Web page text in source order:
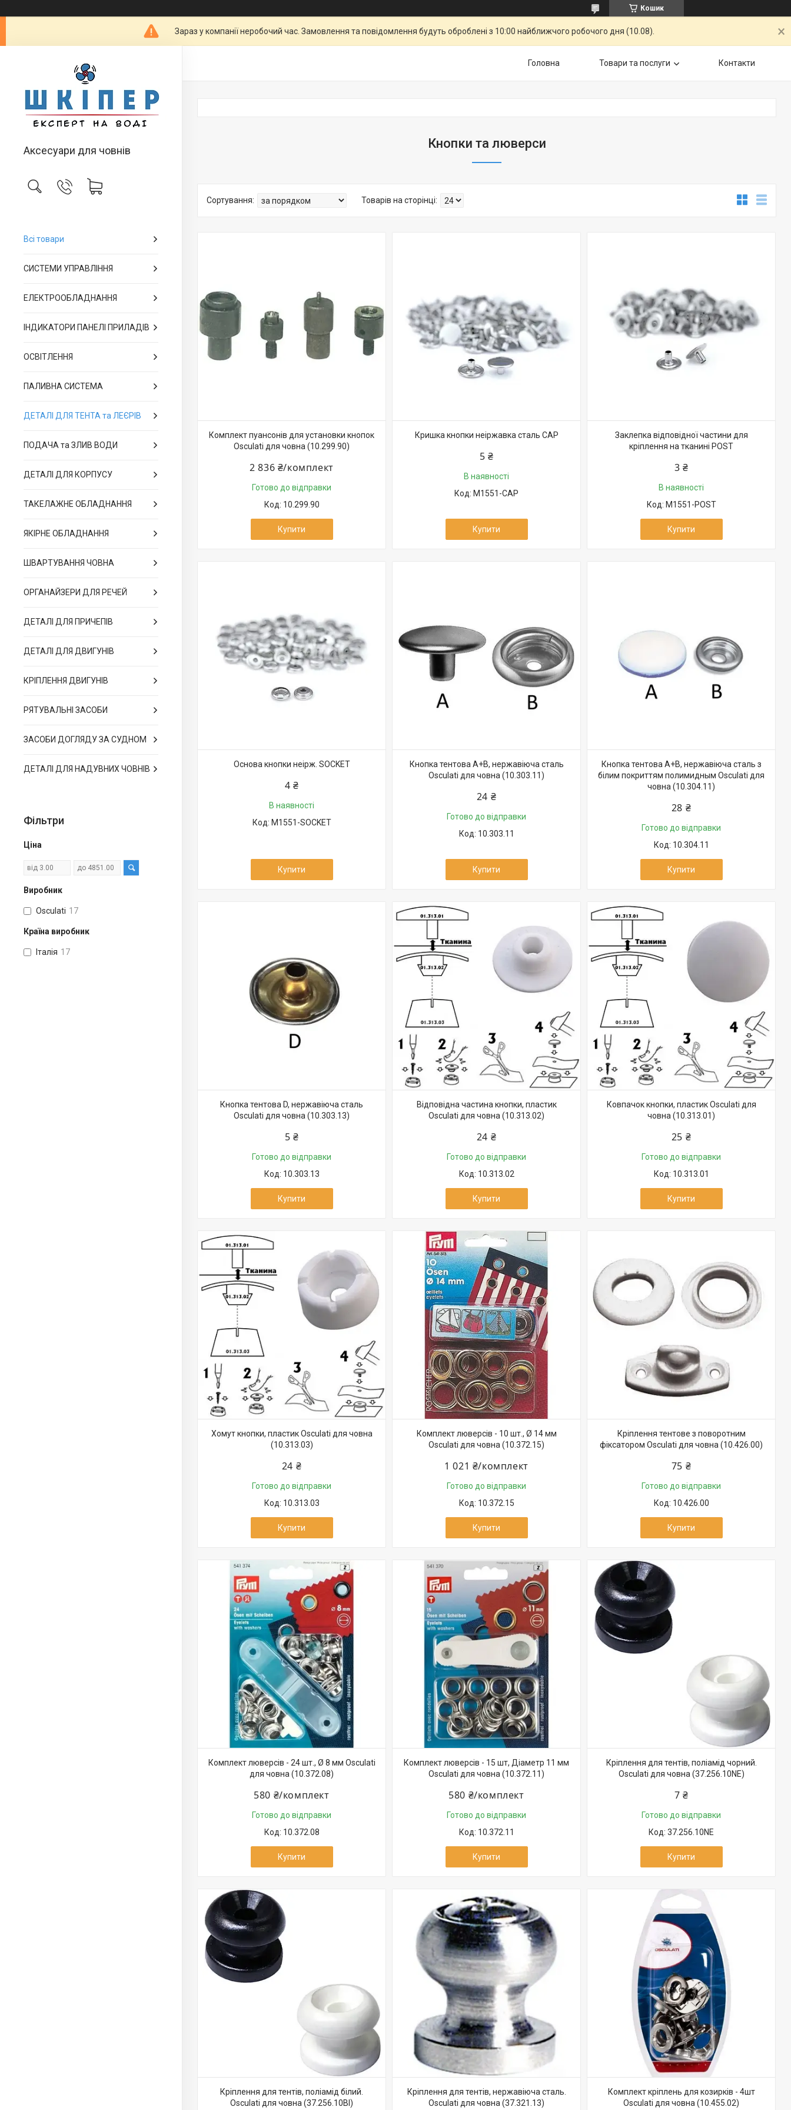
Кошик
Зараз у компанії неробочий час. Замовлення та повідомлення будуть оброблені з 10:00 найближчого робочого дня (10.08).
Аксесуари для човнів
Всі товари
СИСТЕМИ УПРАВЛІННЯ
ЕЛЕКТРООБЛАДНАННЯ
ІНДИКАТОРИ ПАНЕЛІ ПРИЛАДІВ
ОСВІТЛЕННЯ
ПАЛИВНА СИСТЕМА
ДЕТАЛІ ДЛЯ ТЕНТА та ЛЕЄРІВ
ПОДАЧА та ЗЛИВ ВОДИ
ДЕТАЛІ ДЛЯ КОРПУСУ
ТАКЕЛАЖНЕ ОБЛАДНАННЯ
ЯКІРНЕ ОБЛАДНАННЯ
ШВАРТУВАННЯ ЧОВНА
ОРГАНАЙЗЕРИ ДЛЯ РЕЧЕЙ
ДЕТАЛІ ДЛЯ ПРИЧЕПІВ
ДЕТАЛІ ДЛЯ ДВИГУНІВ
КРІПЛЕННЯ ДВИГУНІВ
РЯТУВАЛЬНІ ЗАСОБИ
ЗАСОБИ ДОГЛЯДУ ЗА СУДНОМ
ДЕТАЛІ ДЛЯ НАДУВНИХ ЧОВНІВ
Фільтри
Ціна
Виробник
Osculati 17
Країна виробник
Італія 17
Головна Товари та послуги Контакти
Кнопки та люверси
Комплект пуансонів для установки кнопок
Osculati для човна (10.299.90)
2 836 ₴/комплект
Готово до відправки
10.299.90
Купити
Кришка кнопки неіржавка сталь CAP
5 ₴
В наявності
M1551-CAP
Купити
Заклепка відповідної частини для
кріплення на тканині POST
3 ₴
В наявності
M1551-POST
Купити
Основа кнопки неірж. SOCKET
4 ₴
В наявності
M1551-SOCKET
Купити
Кнопка тентова А+В, нержавіюча сталь
Osculati для човна (10.303.11)
24 ₴
Готово до відправки
10.303.11
Купити
Кнопка тентова А+В, нержавіюча сталь з
білим покриттям полимидным Osculati для
човна (10.304.11)
28 ₴
Готово до відправки
10.304.11
Купити
Кнопка тентова D, нержавіюча сталь
Osculati для човна (10.303.13)
5 ₴
Готово до відправки
10.303.13
Купити
Відповідна частина кнопки, пластик
Osculati для човна (10.313.02)
24 ₴
Готово до відправки
10.313.02
Купити
Ковпачок кнопки, пластик Osculati для
човна (10.313.01)
25 ₴
Готово до відправки
10.313.01
Купити
Хомут кнопки, пластик Osculati для човна
(10.313.03)
24 ₴
Готово до відправки
10.313.03
Купити
Комплект люверсів - 10 шт., Ø 14 мм
Osculati для човна (10.372.15)
1 021 ₴/комплект
Готово до відправки
10.372.15
Купити
Кріплення тентове з поворотним
фіксатором Osculati для човна (10.426.00)
75 ₴
Готово до відправки
10.426.00
Купити
Комплект люверсів - 24 шт., Ø 8 мм Osculati
для човна (10.372.08)
580 ₴/комплект
Готово до відправки
10.372.08
Купити
Комплект люверсів - 15 шт, Діаметр 11 мм
Osculati для човна (10.372.11)
580 ₴/комплект
Готово до відправки
10.372.11
Купити
Кріплення для тентів, поліамід чорний.
Osculati для човна (37.256.10NE)
7 ₴
Готово до відправки
37.256.10NE
Купити
Кріплення для тентів, поліамід білий.
Osculati для човна (37.256.10BI)
Кріплення для тентів, нержавіюча сталь.
Osculati для човна (37.321.13)
Комплект кріплень для козирків - 4шт
Osculati для човна (10.455.02)